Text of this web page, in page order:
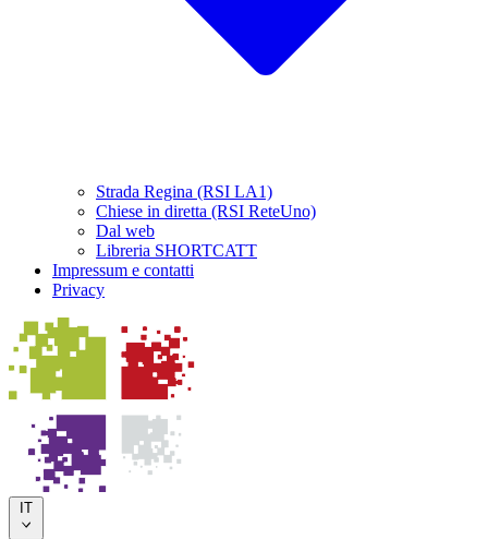
Strada Regina (RSI LA1)
Chiese in diretta (RSI ReteUno)
Dal web
Libreria SHORTCATT
Impressum e contatti
Privacy
IT